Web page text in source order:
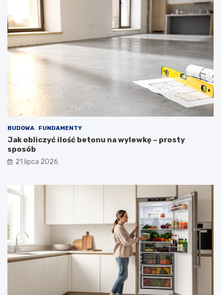
BUDOWA FUNDAMENTY
Jak obliczyć ilość betonu na wylewkę – prosty
sposób
21 lipca 2026